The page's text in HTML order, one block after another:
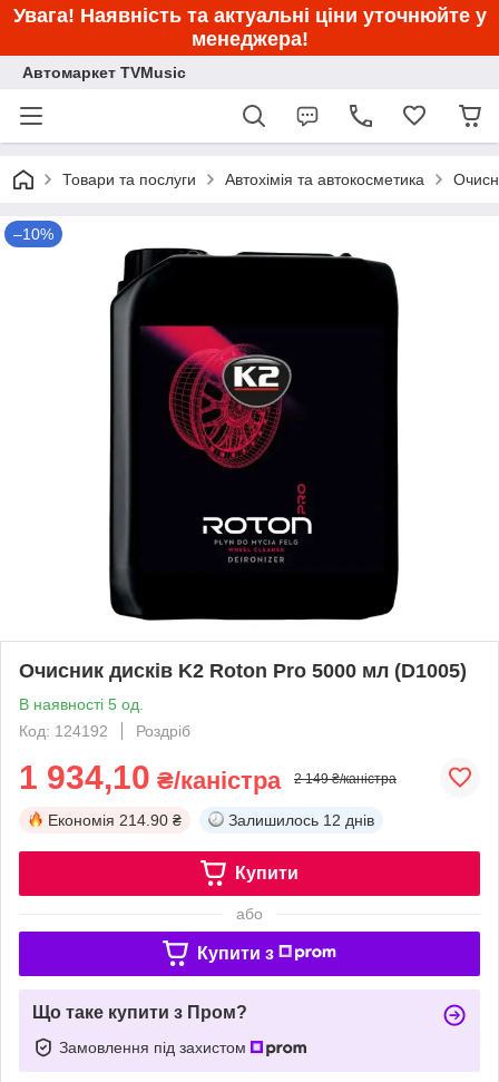
Увага! Наявність та актуальні ціни уточнюйте у
менеджера!
Автомаркет TVMusic
Товари та послуги Автохімія та автокосметика
–10%
Очисник дисків K2 Roton Pro 5000 мл (D1005)
В наявності 5 од.
Код: 124192
Роздріб
1 934,10 ₴/каністра 2 149 ₴/каністра
Економія 214.90 ₴ Залишилось 12 днів
Купити
або
Купити з
Що таке купити з Пром?
Замовлення під захистом